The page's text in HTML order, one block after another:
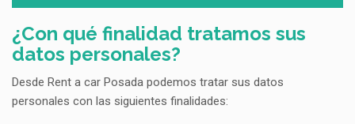
¿Con qué finalidad tratamos sus
datos personales?
Desde Rent a car Posada podemos tratar sus datos
personales con las siguientes finalidades: